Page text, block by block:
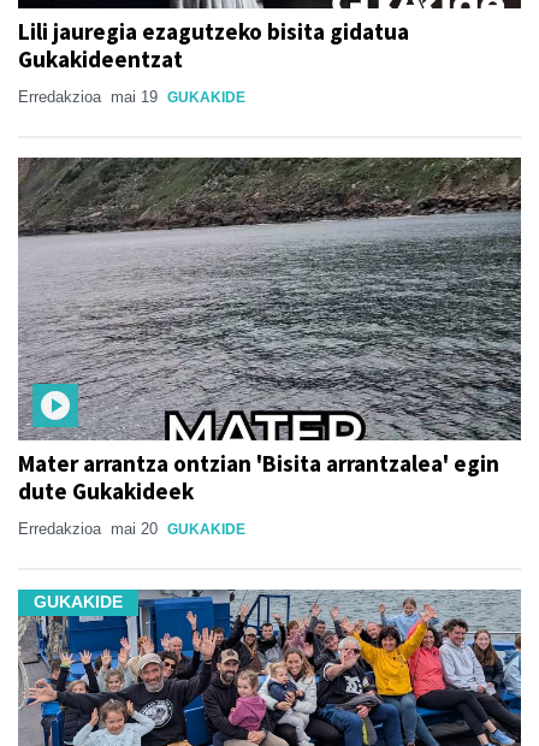
Lili jauregia ezagutzeko bisita gidatua
Gukakideentzat
Erredakzioa mai 19 GUKAKIDE
Mater arrantza ontzian 'Bisita arrantzalea' egin
dute Gukakideek
Erredakzioa mai 20 GUKAKIDE
GUKAKIDE